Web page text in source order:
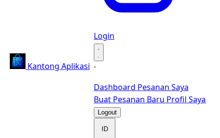
Kantong Aplikasi
Login
·
·
Dashboard Pesanan Saya
Buat Pesanan Baru Profil Saya
Logout
ID